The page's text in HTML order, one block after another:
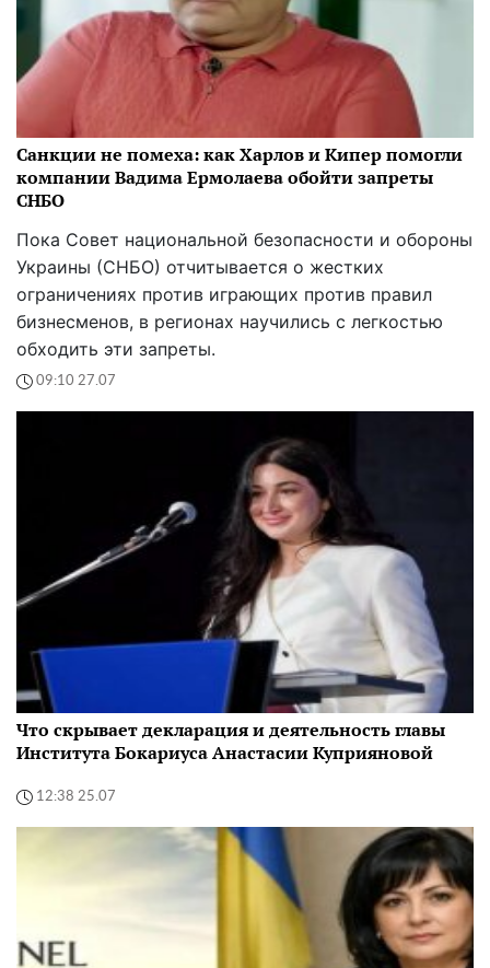
Санкции не помеха: как Харлов и Кипер помогли
компании Вадима Ермолаева обойти запреты
СНБО
Пока Совет национальной безопасности и обороны
Украины (СНБО) отчитывается о жестких
ограничениях против играющих против правил
бизнесменов, в регионах научились с легкостью
обходить эти запреты.
09:10 27.07
Что скрывает декларация и деятельность главы
Института Бокариуса Анастасии Куприяновой
12:38 25.07